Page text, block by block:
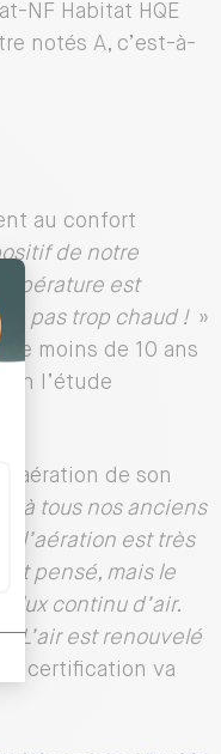
NF Habitat HQE
notés A, c’est-à-
au confort
de notre
est
pas trop chaud ! »
moins de 10 ans
l’étude
de son
à tous nos anciens
l’aération est très
pensé, mais le
flux continu d’air.
L’air est renouvelé
la certification va